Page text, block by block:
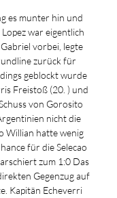
es munter hin und
war eigentlich
vorbei, legte
zurück für
geblockt wurde
Freistoß (20. ) und
von Gorosito
nicht die
Willian hatte wenig
für die Selecao
zum 1:0 Das
Gegenzug auf
Kapitän Echeverri